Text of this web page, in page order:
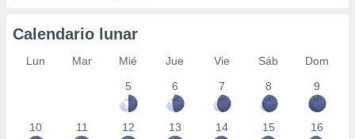
Calendario lunar
Lun Mar Mié Jue Vie Sáb
Dom
5
6 7 8 9
10 11 12 13 14 15 16